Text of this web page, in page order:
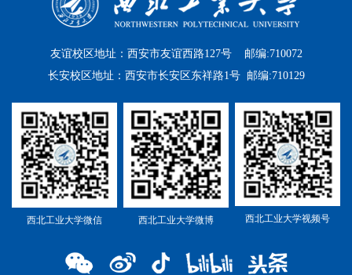
友谊校区地址：西安市友谊西路127号 邮编:710072
长安校区地址：西安市长安区东祥路1号 邮编:710129
西北工业大学微信 西北工业大学微博 西北工业大学视频号